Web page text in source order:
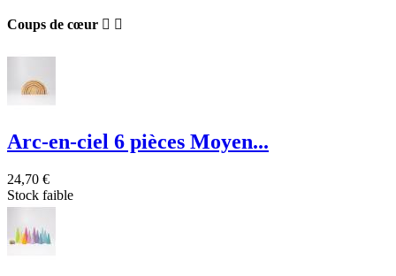
Coups de cœur  
Arc-en-ciel 6 pièces Moyen...
24,70 €
Stock faible